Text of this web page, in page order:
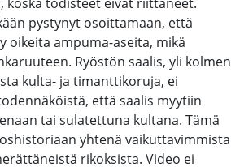
pystynyt osoittamaan, että
oikeita ampuma-aseita, mikä
Ryöstön saalis, yli kolmen
kulta- ja timanttikoruja, ei
että saalis myytiin
tai sulatettuna kultana. Tämä
yhtenä vaikuttavimmista
rikoksista. Video ei